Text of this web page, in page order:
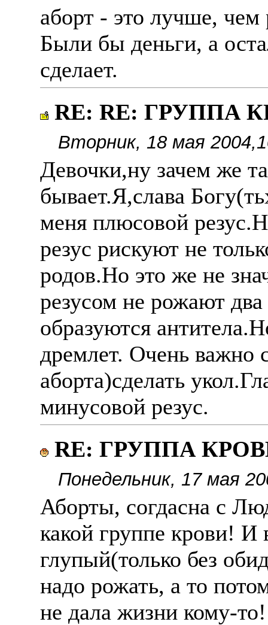
аборт - это лучше, чем
Были бы деньги, а
сделает.
RE: RE: ГРУППА
Вторник, 18 мая
Девочки,ну зачем же
бывает.Я,слава
меня плюсовой
резус рискуют не
родов.Но это же не
резусом не рожают
образуются
дремлет. Очень важно
аборта)сделать
минусовой резус.
RE: ГРУППА
Понедельник, 17 мая
Аборты, согдасна с
какой группе крови! И
глупый(только без
надо рожать, а то
не дала жизни кому-